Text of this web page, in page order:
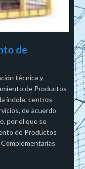
de
técnica y
de Productos
índole, centros
de acuerdo
por el que se
de Productos